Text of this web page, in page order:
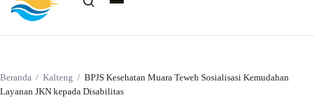
Beranda / Kalteng / BPJS Kesehatan Muara Teweh Sosialisasi Kemudahan
Layanan JKN kepada Disabilitas